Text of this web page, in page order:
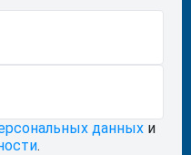
данных и
.